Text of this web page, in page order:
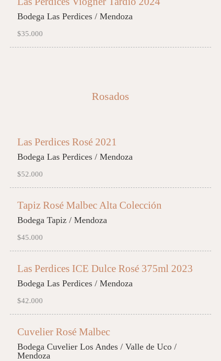
Bodega Las Perdices / Mendoza
$35.000
Rosados
Las Perdices Rosé 2021
Bodega Las Perdices / Mendoza
$52.000
Tapiz Rosé Malbec Alta Colección
Bodega Tapiz / Mendoza
$45.000
Las Perdices ICE Dulce Rosé 375ml 2023
Bodega Las Perdices / Mendoza
$42.000
Cuvelier Rosé Malbec
Bodega Cuvelier Los Andes / Valle de Uco /
Mendoza